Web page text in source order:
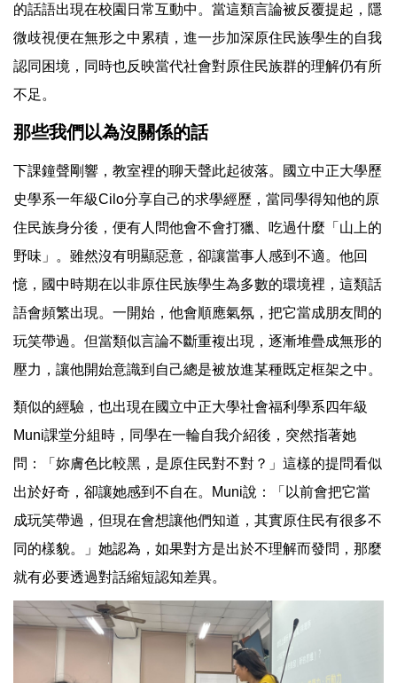
的話語出現在校園日常互動中。當這類言論被反覆提起，隱
微歧視便在無形之中累積，進一步加深原住民族學生的自我
認同困境，同時也反映當代社會對原住民族群的理解仍有所
不足。
那些我們以為沒關係的話
下課鐘聲剛響，教室裡的聊天聲此起彼落。國立中正大學歷
史學系一年級Cilo分享自己的求學經歷，當同學得知他的原
住民族身分後，便有人問他會不會打獵、吃過什麼「山上的
野味」。雖然沒有明顯惡意，卻讓當事人感到不適。他回
憶，國中時期在以非原住民族學生為多數的環境裡，這類話
語會頻繁出現。一開始，他會順應氣氛，把它當成朋友間的
玩笑帶過。但當類似言論不斷重複出現，逐漸堆疊成無形的
壓力，讓他開始意識到自己總是被放進某種既定框架之中。
類似的經驗，也出現在國立中正大學社會福利學系四年級
Muni課堂分組時，同學在一輪自我介紹後，突然指著她
問：「妳膚色比較黑，是原住民對不對？」這樣的提問看似
出於好奇，卻讓她感到不自在。Muni說：「以前會把它當
成玩笑帶過，但現在會想讓他們知道，其實原住民有很多不
同的樣貌。」她認為，如果對方是出於不理解而發問，那麼
就有必要透過對話縮短認知差異。